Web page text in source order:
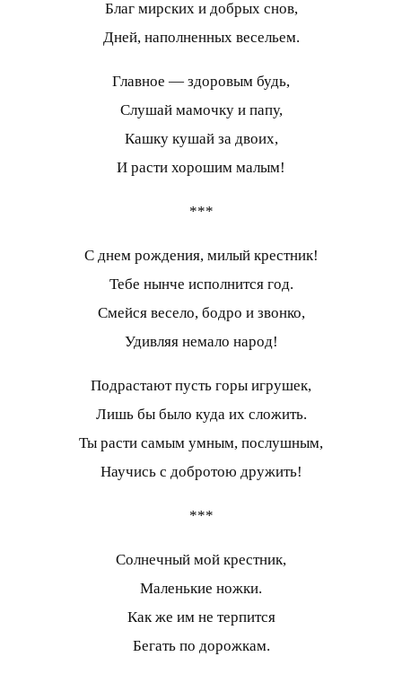
Благ мирских и добрых снов,
Дней, наполненных весельем.
Главное — здоровым будь,
Слушай мамочку и папу,
Кашку кушай за двоих,
И расти хорошим малым!
***
С днем рождения, милый крестник!
Тебе нынче исполнится год.
Смейся весело, бодро и звонко,
Удивляя немало народ!
Подрастают пусть горы игрушек,
Лишь бы было куда их сложить.
Ты расти самым умным, послушным,
Научись с добротою дружить!
***
Солнечный мой крестник,
Маленькие ножки.
Как же им не терпится
Бегать по дорожкам.